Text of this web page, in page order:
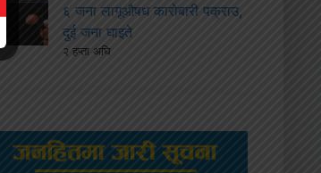
६ जना लागूऔषध कारोबारी पक्राउ,
दुई जना घाइते
२ हप्ता अघि